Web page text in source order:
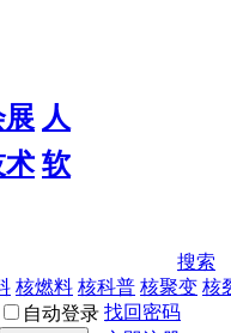
人
术 软
搜索
核燃料 核科普 核聚变 核
自动登录 找回密码